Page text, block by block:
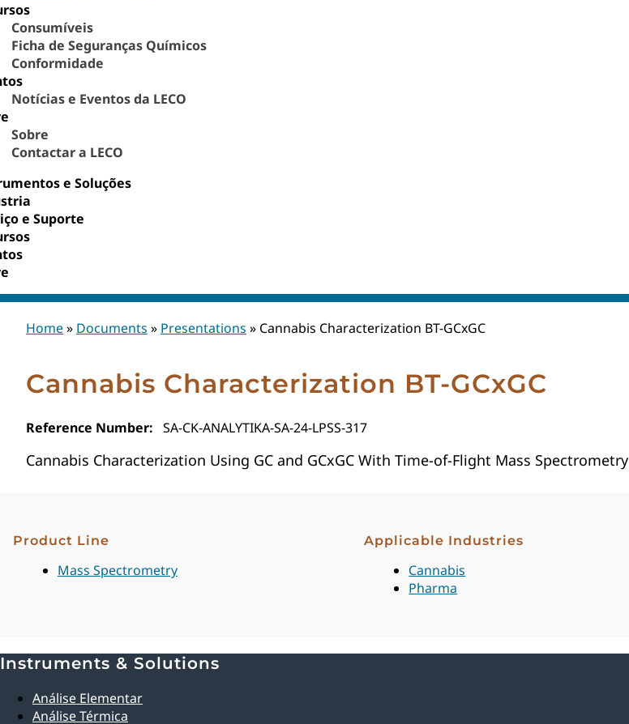
Consumíveis
Ficha de Seguranças Químicos
Conformidade
Notícias e Eventos da LECO
Sobre
Contactar a LECO
e Soluções
e Suporte
Home» Documents » Presentations » Cannabis Characterization BT-GCxGC
Cannabis Characterization BT-GCxGC
Reference Number: SA-CK-ANALYTIKA-SA-24-LPSS-317
Cannabis Characterization Using GC and GCxGC With Time-of-Flight Mass Spectrometry
Product Line
Mass Spectrometry
Applicable Industries
Cannabis
Pharma
Instruments & Solutions
Análise Elementar
Análise Térmica